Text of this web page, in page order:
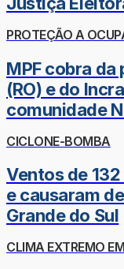
PROTEÇÃO A
MPF cobra
(RO) e do
comunidade
CICLONE-BOMBA
Ventos de
e causaram
Grande do Sul
CLIMA EXTREMO